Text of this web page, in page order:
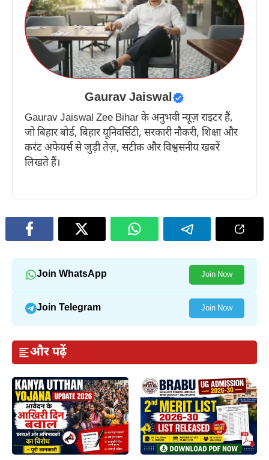
Gaurav Jaiswal
Gaurav Jaiswal Zee Bihar के अनुभवी न्यूज़ राइटर हैं,
जो बिहार बोर्ड, बिहार यूनिवर्सिटी, सरकारी नौकरी, शिक्षा और
करंट अफेयर्स से जुड़ी तेज़, सटीक और विश्वसनीय खबरें
लिखते हैं।
Join WhatsApp Join Now
Join Telegram Join Now
और पढ़ें